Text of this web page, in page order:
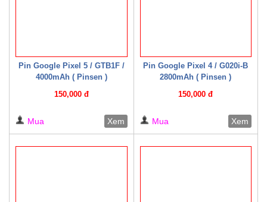
Pin Google Pixel 5 / GTB1F /
4000mAh ( Pinsen )
150,000 đ
Mua Xem
Pin Google Pixel 4 / G020i-B
2800mAh ( Pinsen )
150,000 đ
Mua Xem